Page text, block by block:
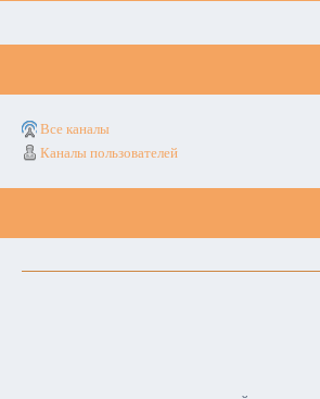
Все каналы
Каналы пользователей